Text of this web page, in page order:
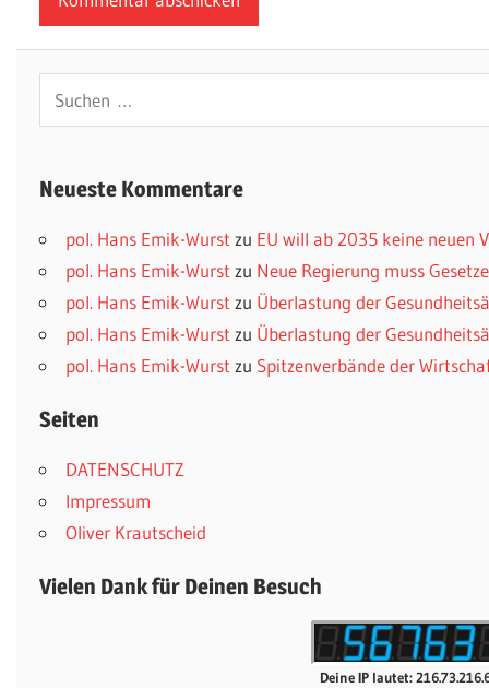
Suchen
nach:
Neueste Kommentare
pol. Hans Emik-Wurst zu EU will ab 2035 keine neuen
pol. Hans Emik-Wurst zu Neue Regierung muss
pol. Hans Emik-Wurst zu Überlastung der
pol. Hans Emik-Wurst zu Überlastung der
pol. Hans Emik-Wurst zu Spitzenverbände der
Seiten
DATENSCHUTZ
Impressum
Oliver Krautscheid
Vielen Dank für Deinen Besuch
Deine IP lautet: